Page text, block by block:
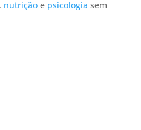
, nutriçãoe psicologia sem